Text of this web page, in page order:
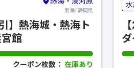
東海/ 静岡県
】熱海城・熱海ト
館
クーポン枚数： 在庫あり